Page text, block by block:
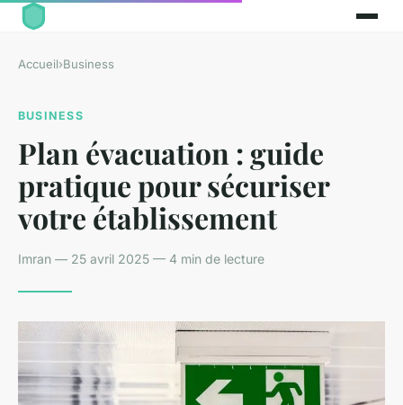
Accueil›Business
BUSINESS
Plan évacuation : guide
pratique pour sécuriser
votre établissement
Imran — 25 avril 2025 — 4 min de lecture